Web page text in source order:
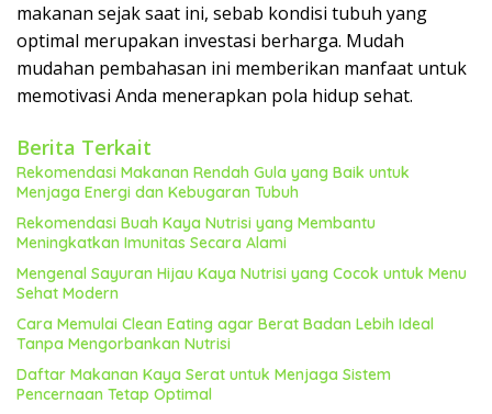
makanan sejak saat ini, sebab kondisi tubuh yang
optimal merupakan investasi berharga. Mudah
mudahan pembahasan ini memberikan manfaat untuk
memotivasi Anda menerapkan pola hidup sehat.
Berita Terkait
Rekomendasi Makanan Rendah Gula yang Baik untuk
Menjaga Energi dan Kebugaran Tubuh
Rekomendasi Buah Kaya Nutrisi yang Membantu
Meningkatkan Imunitas Secara Alami
Mengenal Sayuran Hijau Kaya Nutrisi yang Cocok untuk Menu
Sehat Modern
Cara Memulai Clean Eating agar Berat Badan Lebih Ideal
Tanpa Mengorbankan Nutrisi
Daftar Makanan Kaya Serat untuk Menjaga Sistem
Pencernaan Tetap Optimal